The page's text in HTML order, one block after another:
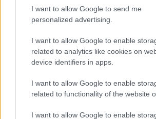
I want to allow Google to send me
personalized advertising.
I want to allow Google to enable
related to analytics like cookies on
device identifiers in apps.
I want to allow Google to enable
related to functionality of the website
I want to allow Google to enable
indítani végre. Ez a város minden
kerékpáros közlekedést, az autós
tömegközlekedést is. Szintén
kevesebb van Kecskeméten.